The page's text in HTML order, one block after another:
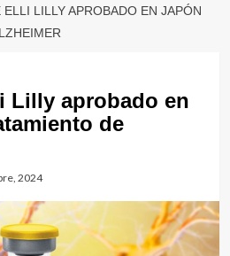
ELLI LILLY APROBADO EN JAPÓN
Lilly aprobado en
de
2024